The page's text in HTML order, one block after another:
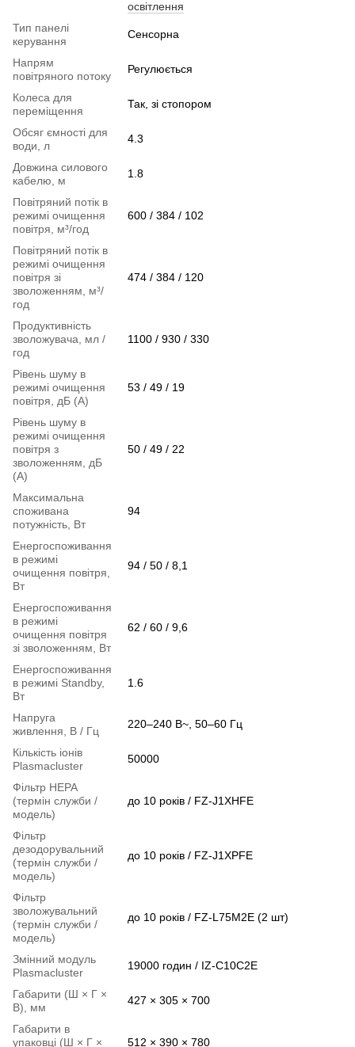
освітлення
Тип панелі
керування
Сенсорна
Напрям
повітряного потоку
Регулюється
Колеса для
переміщення
Так, зі стопором
Обсяг ємності для
води, л
4.3
Довжина силового
кабелю, м
1.8
Повітряний потік в
режимі очищення
повітря, м³/год
600 / 384 / 102
Повітряний потік в
режимі очищення
повітря зі
зволоженням, м³/
год
474 / 384 / 120
Продуктивність
зволожувача, мл /
год
1100 / 930 / 330
Рівень шуму в
режимі очищення
повітря, дБ (А)
53 / 49 / 19
Рівень шуму в
режимі очищення
повітря з
зволоженням, дБ
(А)
50 / 49 / 22
Максимальна
споживана
потужність, Вт
94
Енергоспоживання
в режимі
очищення повітря,
Вт
94 / 50 / 8,1
Енергоспоживання
в режимі
очищення повітря
зі зволоженням, Вт
62 / 60 / 9,6
Енергоспоживання
в режимі Standby,
Вт
1.6
Напруга
живлення, В / Гц
220–240 В~, 50–60 Гц
Кількість іонів
Plasmacluster
50000
Фільтр НЕРА
(термін служби /
модель)
до 10 років / FZ-J1XHFE
Фільтр
дезодорувальний
(термін служби /
модель)
до 10 років / FZ-J1XPFE
Фільтр
зволожувальний
(термін служби /
модель)
до 10 років / FZ-L75M2E (2 шт)
Змінний модуль
Plasmacluster
19000 годин / IZ-C10C2E
Габарити (Ш × Г ×
В), мм
427 × 305 × 700
Габарити в
упаковці (Ш × Г ×
512 × 390 × 780